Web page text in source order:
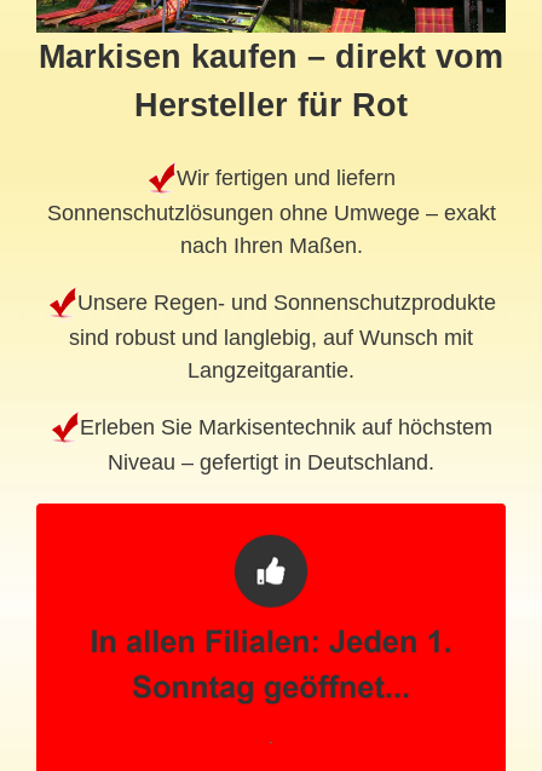
Markisen kaufen – direkt vom
Hersteller für Rot
Wir fertigen und liefern
Sonnenschutzlösungen ohne Umwege – exakt
nach Ihren Maßen.
Unsere Regen- und Sonnenschutzprodukte
sind robust und langlebig, auf Wunsch mit
Langzeitgarantie.
Erleben Sie Markisentechnik auf höchstem
Niveau – gefertigt in Deutschland.